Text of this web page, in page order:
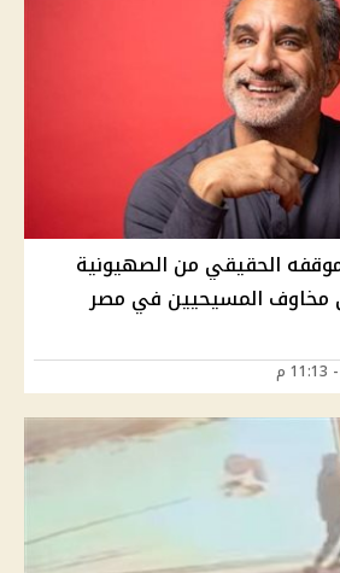
الحقيقي من الصهيونية
مخاوف المسيحيين في مصر